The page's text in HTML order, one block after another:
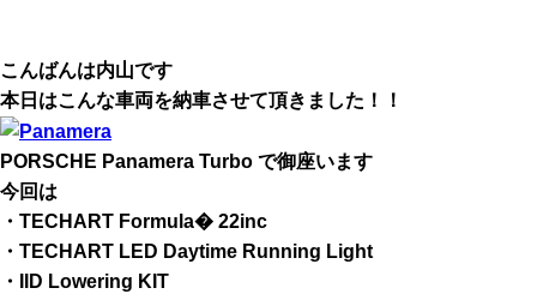
こんばんは内山です
本日はこんな車両を納車させて頂きました！！
PORSCHE Panamera Turbo で御座います
今回は
・TECHART Formula� 22inc
・TECHART LED Daytime Running Light
・IID Lowering KIT